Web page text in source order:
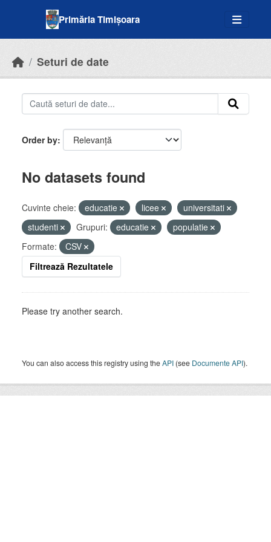
Primăria Timișoara
Seturi de date
Order by
No datasets found
Cuvinte cheie: educatie licee
universitati
studenti
Grupuri: educatie
populatie
Formate:
CSV
Filtrează Rezultatele
Please try another search.
You can also access this registry using theAPI (see Documente API).